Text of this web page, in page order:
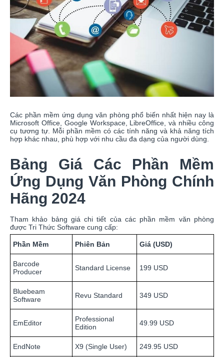
Các phần mềm ứng dụng văn phòng phổ biến nhất hiện nay là
Microsoft Office, Google Workspace, LibreOffice, và nhiều công
cụ tương tự. Mỗi phần mềm có các tính năng và khả năng tích
hợp khác nhau, phù hợp với nhu cầu đa dạng của người dùng.
Bảng Giá Các Phần Mềm
Ứng Dụng Văn Phòng Chính
Hãng 2024
Tham khảo bảng giá chi tiết của các phần mềm văn phòng
được Tri Thức Software cung cấp:
Phần Mềm Phiên Bản Giá (USD)
Barcode
Producer
Standard License 199 USD
Bluebeam
Software
Revu Standard 349 USD
EmEditor
Professional
Edition
49.99 USD
EndNote X9 (Single User) 249.95 USD